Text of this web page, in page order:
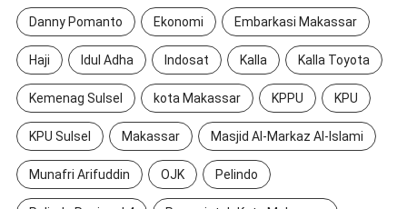
Danny Pomanto Ekonomi Embarkasi Makassar
Haji Idul Adha Indosat Kalla Kalla Toyota
Kemenag Sulsel kota Makassar KPPU KPU
KPU Sulsel Makassar Masjid Al-Markaz Al-Islami
Munafri Arifuddin OJK Pelindo